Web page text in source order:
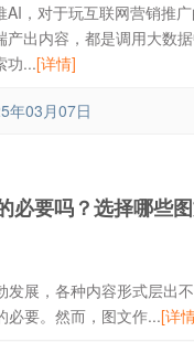
，对于玩互联网营销推
出内容，都是调用大数
功...[详情]
年03月07日
必要吗？选择哪些
展，各种内容形式层出
必要。然而，图文作...[详